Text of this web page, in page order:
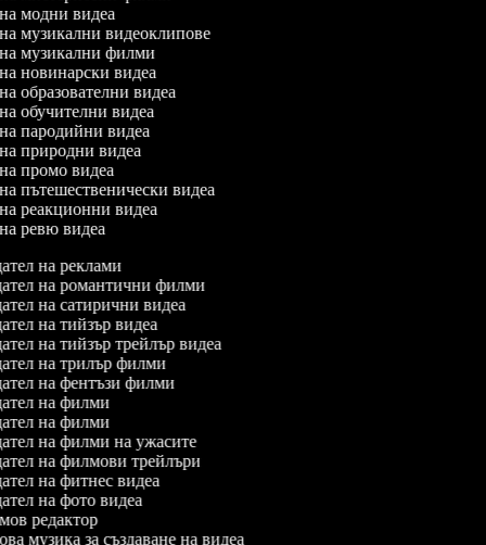
на модни видеа
на музикални видеоклипове
на музикални филми
на новинарски видеа
на образователни видеа
на обучителни видеа
на пародийни видеа
на природни видеа
на промо видеа
на пътешественически видеа
на реакционни видеа
на ревю видеа
на реклами
на романтични филми
на сатирични видеа
на тийзър видеа
на тийзър трейлър видеа
на трилър филми
на фентъзи филми
на филми
на филми
на филми на ужасите
на филмови трейлъри
на фитнес видеа
на фото видеа
редактор
музика за създаване на видеа